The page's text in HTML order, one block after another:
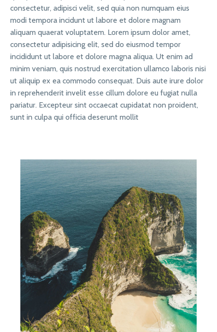
consectetur, adipisci velit, sed quia non numquam eius
modi tempora incidunt ut labore et dolore magnam
aliquam quaerat voluptatem. Lorem ipsum dolor amet,
consectetur adipisicing elit, sed do eiusmod tempor
incididunt ut labore et dolore magna aliqua. Ut enim ad
minim veniam, quis nostrud exercitation ullamco laboris nisi
ut aliquip ex ea commodo consequat. Duis aute irure dolor
in reprehenderit invelit esse cillum dolore eu fugiat nulla
pariatur. Excepteur sint occaecat cupidatat non proident,
sunt in culpa qui officia deserunt mollit